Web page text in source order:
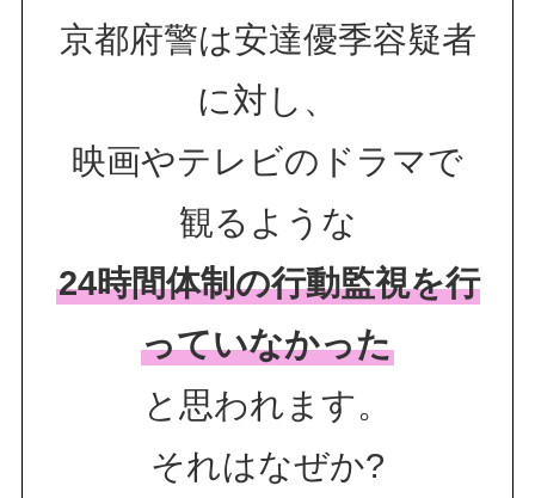
京都府警は安達優季容疑者
に対し、
映画やテレビのドラマで
観るような
24時間体制の行動監視を行
っていなかった
と思われます。
それはなぜか?